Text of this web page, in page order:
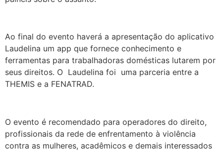
Ao final do evento haverá a apresentação do aplicativo
Laudelina um app que fornece conhecimento e
ferramentas para trabalhadoras domésticas lutarem por
seus direitos. O Laudelina foi uma parceria entre a
THEMIS e a FENATRAD.
O evento é recomendado para operadores do direito,
profissionais da rede de enfrentamento à violência
contra as mulheres, acadêmicos e demais interessados